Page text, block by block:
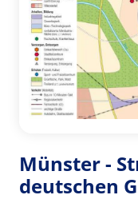
Münster -
deutschen